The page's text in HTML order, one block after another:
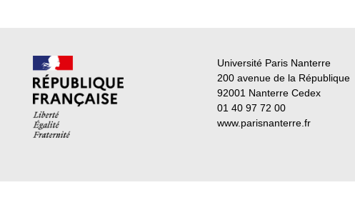
Université Paris Nanterre
200 avenue de la République
92001 Nanterre Cedex
01 40 97 72 00
www.parisnanterre.fr